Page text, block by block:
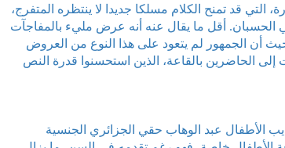
قد تمنح الكلام مسلكا جديدا لا ينتظره المتفرج،
الحسبان. أقل ما يقال عنه أنه عرض مليء بالمفاجآت
بحيث أن الجمهور لم يتعود على هذا النوع من العروض
الحاضرين بالقاعة، الذين استحسنوا قدرة النص
الأطفال عبد الوهاب حقي الجزائري الجنسية